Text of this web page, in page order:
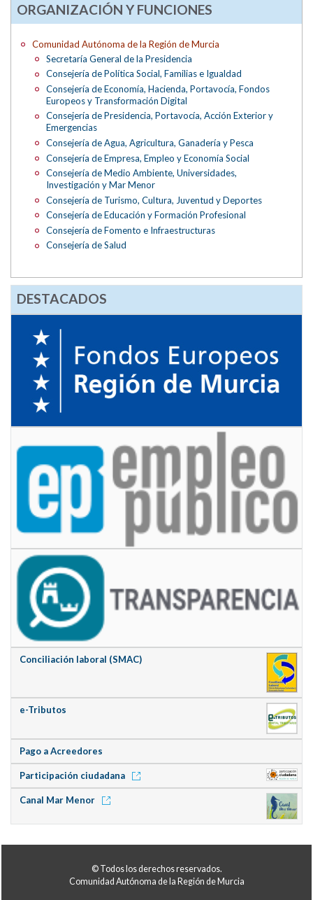
ORGANIZACIÓN Y FUNCIONES
Comunidad Autónoma de la Región de Murcia
Secretaría General de la Presidencia
Consejería de Política Social, Familias e Igualdad
Consejería de Economía, Hacienda, Portavocía, Fondos
Europeos y Transformación Digital
Consejería de Presidencia, Portavocía, Acción Exterior y
Emergencias
Consejería de Agua, Agricultura, Ganadería y Pesca
Consejería de Empresa, Empleo y Economía Social
Consejería de Medio Ambiente, Universidades,
Investigación y Mar Menor
Consejería de Turismo, Cultura, Juventud y Deportes
Consejería de Educación y Formación Profesional
Consejería de Fomento e Infraestructuras
Consejería de Salud
DESTACADOS
Conciliación laboral (SMAC)
e-Tributos
Pago a Acreedores
Participación ciudadana
Canal Mar Menor
© Todos los derechos reservados.
Comunidad Autónoma de la Región de Murcia